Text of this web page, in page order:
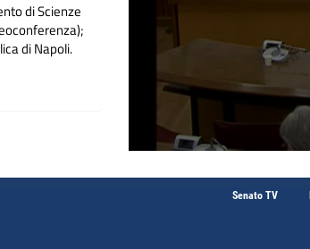
di Scienze
di Napoli.
Senato TV